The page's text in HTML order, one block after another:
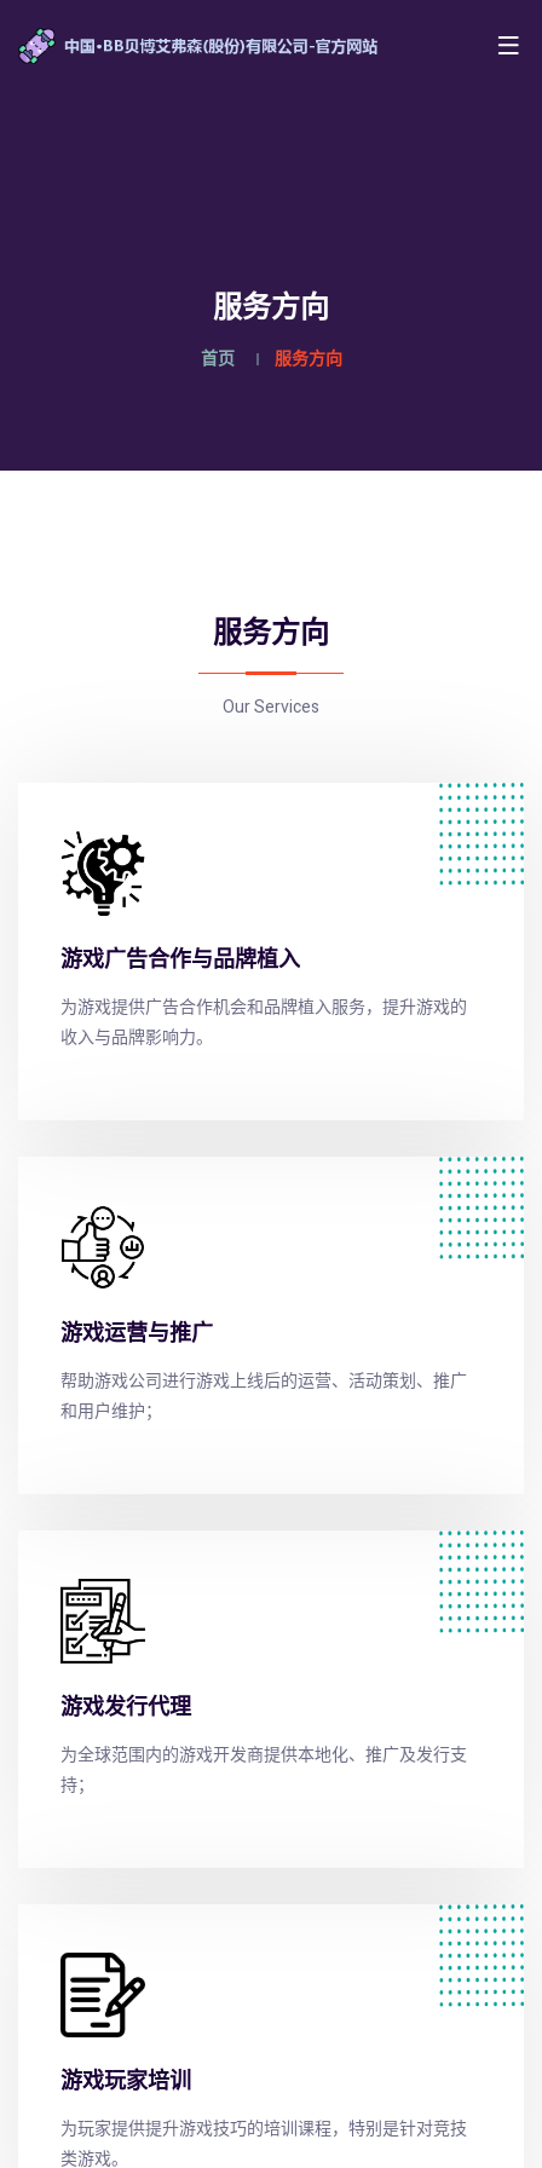
服务方向
首页 服务方向
服务方向
Our Services
游戏广告合作与品牌植入
为游戏提供广告合作机会和品牌植入服务，提升游戏的
收入与品牌影响力。
游戏运营与推广
帮助游戏公司进行游戏上线后的运营、活动策划、推广
和用户维护；
游戏发行代理
为全球范围内的游戏开发商提供本地化、推广及发行支
持；
游戏玩家培训
为玩家提供提升游戏技巧的培训课程，特别是针对竞技
类游戏。